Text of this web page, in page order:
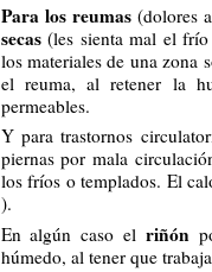
Para los reumas (dolores
secas(les sienta mal el
los materiales de una zona
el reuma, al retener la
permeables.
Y para trastornos
piernas por mala
los fríos o templados. El
).
En algún caso el riñón
húmedo, al tener que